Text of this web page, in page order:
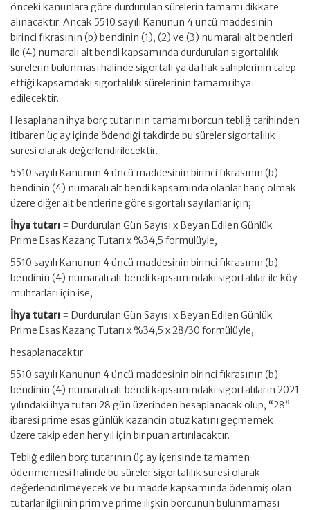
önceki kanunlara göre durdurulan sürelerin tamamı dikkate
alınacaktır. Ancak 5510 sayılı Kanunun 4 üncü maddesinin
birinci fıkrasının (b) bendinin (1), (2) ve (3) numaralı alt bentleri
ile (4) numaralı alt bendi kapsamında durdurulan sigortalılık
sürelerin bulunması halinde sigortalı ya da hak sahiplerinin talep
ettiği kapsamdaki sigortalılık sürelerinin tamamı ihya
edilecektir.
Hesaplanan ihya borç tutarının tamamı borcun tebliğ tarihinden
itibaren üç ay içinde ödendiği takdirde bu süreler sigortalılık
süresi olarak değerlendirilecektir.
5510 sayılı Kanunun 4 üncü maddesinin birinci fıkrasının (b)
bendinin (4) numaralı alt bendi kapsamında olanlar hariç olmak
üzere diğer alt bentlerine göre sigortalı sayılanlar için;
İhya tutarı = Durdurulan Gün Sayısı x Beyan Edilen Günlük
Prime Esas Kazanç Tutarı x %34,5 formülüyle,
5510 sayılı Kanunun 4 üncü maddesinin birinci fıkrasının (b)
bendinin (4) numaralı alt bendi kapsamındaki sigortalılar ile köy
muhtarları için ise;
İhya tutarı = Durdurulan Gün Sayısı x Beyan Edilen Günlük
Prime Esas Kazanç Tutarı x %34,5 x 28/30 formülüyle,
hesaplanacaktır.
5510 sayılı Kanunun 4 üncü maddesinin birinci fıkrasının (b)
bendinin (4) numaralı alt bendi kapsamındaki sigortalıların 2021
yılındaki ihya tutarı 28 gün üzerinden hesaplanacak olup, “28”
ibaresi prime esas günlük kazancin otuz katını geçmemek
üzere takip eden her yıl için bir puan artırılacaktır.
Tebliğ edilen borç tutarının üç ay içerisinde tamamen
ödenmemesi halinde bu süreler sigortalılık süresi olarak
değerlendirilmeyecek ve bu madde kapsamında ödenmiş olan
tutarlar ilgilinin prim ve prime ilişkin borcunun bulunmaması